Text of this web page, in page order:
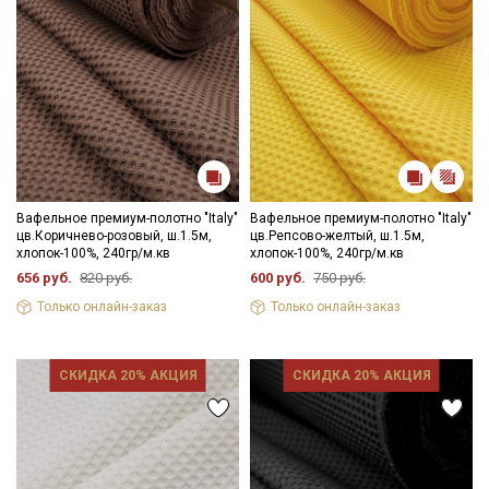
Вафельное премиум-полотно "Italy"
цв.Коричнево-розовый, ш.1.5м,
хлопок-100%, 240гр/м.кв
656 руб. 820 руб.
Только онлайн-заказ
Вафельное премиум-полотно "Italy"
цв.Репсово-желтый, ш.1.5м,
хлопок-100%, 240гр/м.кв
600 руб. 750 руб.
Только онлайн-заказ
СКИДКА 20% АКЦИЯ СКИДКА 20% АКЦИЯ
Секретная рассылка от Купава
Мы публикуем здесь дополнительные
промокоды и скидки до 30% на узкие